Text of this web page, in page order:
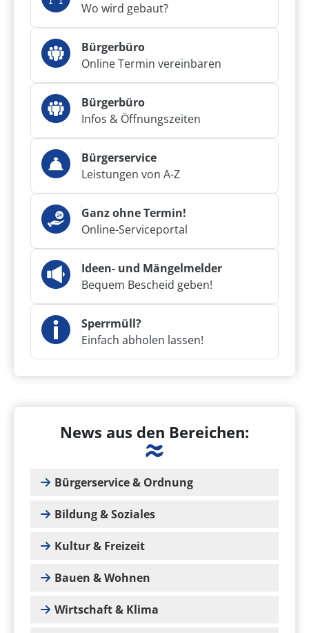
Wo wird gebaut?
Bürgerbüro
Online Termin vereinbaren
Bürgerbüro
Infos & Öffnungszeiten
Bürgerservice
Leistungen von A-Z
Ganz ohne Termin!
Online-Serviceportal
Ideen- und Mängelmelder
Bequem Bescheid geben!
Sperrmüll?
Einfach abholen lassen!
News aus den Bereichen:
Bürgerservice & Ordnung
Bildung & Soziales
Kultur & Freizeit
Bauen & Wohnen
Wirtschaft & Klima